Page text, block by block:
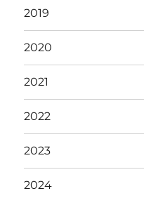
2019
2020
2021
2022
2023
2024